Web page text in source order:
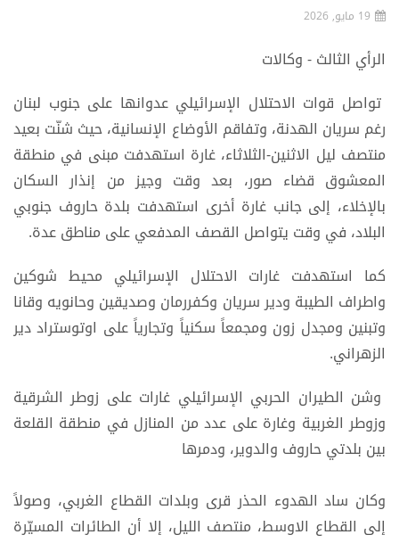
19 مايو, 2026
الرأي الثالث - وكالات
تواصل قوات الاحتلال الإسرائيلي عدوانها على جنوب لبنان
رغم سريان الهدنة، وتفاقم الأوضاع الإنسانية، حيث شنّت بعيد
منتصف ليل الاثنين-الثلاثاء، غارة استهدفت مبنى في منطقة
المعشوق قضاء صور، بعد وقت وجيز من إنذار السكان
بالإخلاء، إلى جانب غارة أخرى استهدفت بلدة حاروف جنوبي
البلاد، في وقت يتواصل القصف المدفعي على مناطق عدة.
كما استهدفت غارات الاحتلال الإسرائيلي محيط شوكين
واطراف الطيبة ودير سريان وكفررمان وصديقين وحانويه وقانا
وتبنين ومجدل زون ومجمعاً سكنياً وتجارياً على اوتوستراد دير
الزهراني.
وشن الطيران الحربي الإسرائيلي غارات على زوطر الشرقية
وزوطر الغربية وغارة على عدد من المنازل في منطقة القلعة
بين بلدتي حاروف والدوير، ودمرها
وكان ساد الهدوء الحذر قرى وبلدات القطاع الغربي، وصولاً
إلى القطاع الاوسط، منتصف الليل، إلا أن الطائرات المسيّرة